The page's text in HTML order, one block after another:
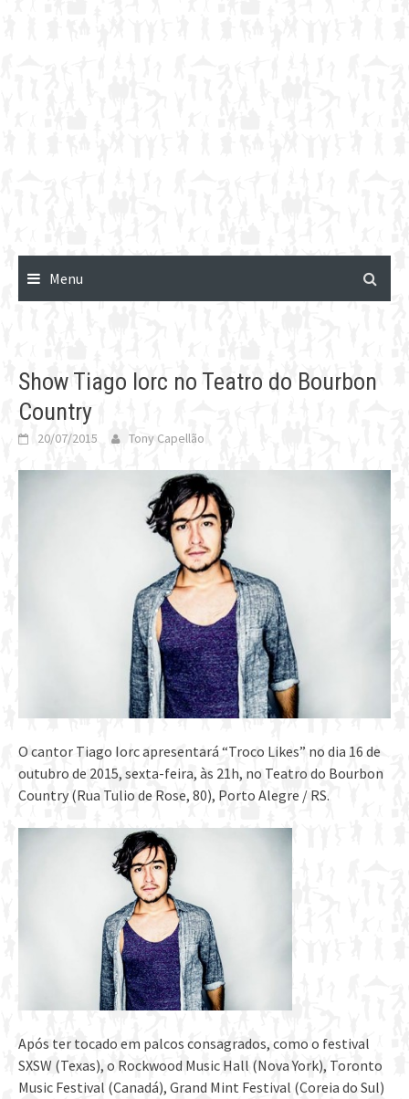
Menu
Show Tiago Iorc no Teatro do Bourbon
Country
20/07/2015 Tony Capellão
O cantor Tiago Iorc apresentará “Troco Likes” no dia 16 de
outubro de 2015, sexta-feira, às 21h, no Teatro do Bourbon
Country (Rua Tulio de Rose, 80), Porto Alegre / RS.
Após ter tocado em palcos consagrados, como o festival
SXSW (Texas), o Rockwood Music Hall (Nova York), Toronto
Music Festival (Canadá), Grand Mint Festival (Coreia do Sul)